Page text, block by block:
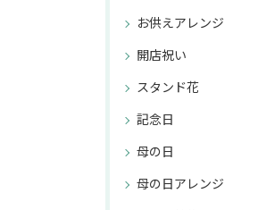
お供えアレンジ
開店祝い
スタンド花
記念日
母の日
母の日アレンジ